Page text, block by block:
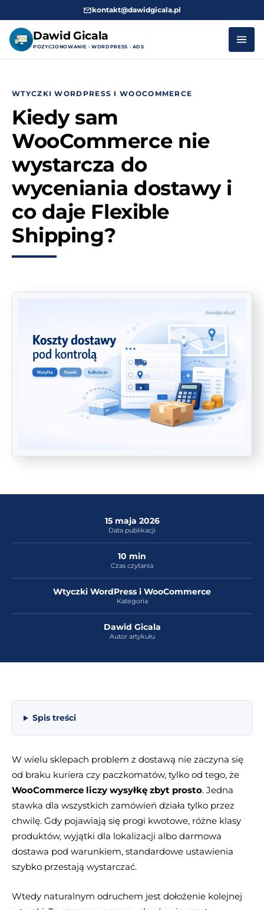
kontakt@dawidgicala.pl
Dawid Gicala
POZYCJONOWANIE · WORDPRESS · ADS
treściWTYCZKI WORDPRESS I WOOCOMMERCE
Kiedy sam
WooCommerce nie
wystarcza do
wyceniania dostawy i
co daje Flexible
Shipping?
15 maja 2026
Data publikacji
10 min
Czas czytania
Wtyczki WordPress i WooCommerce
Kategoria
Dawid Gicala
Autor artykułu
Spis treści
W wielu sklepach problem z dostawą nie zaczyna się
od braku kuriera czy paczkomatów, tylko od tego, że
WooCommerce liczy wysyłkę zbyt prosto. Jedna
stawka dla wszystkich zamówień działa tylko przez
chwilę. Gdy pojawiają się progi kwotowe, różne klasy
produktów, wyjątki dla lokalizacji albo darmowa
dostawa pod warunkiem, standardowe ustawienia
szybko przestają wystarczać.
Wtedy naturalnym odruchem jest dołożenie kolejnej